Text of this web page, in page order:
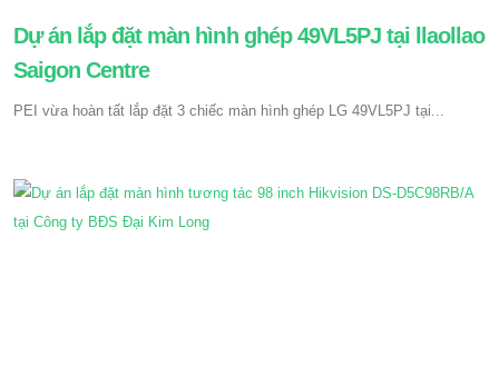
Dự án lắp đặt màn hình ghép 49VL5PJ tại llaollao
Saigon Centre
PEI vừa hoàn tất lắp đặt 3 chiếc màn hình ghép LG 49VL5PJ tại...